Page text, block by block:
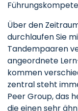
Über den
durchlaufen Sie
Tandempaaren
angeordnete
kommen
zentral steht
Peer Group, das
die einen sehr